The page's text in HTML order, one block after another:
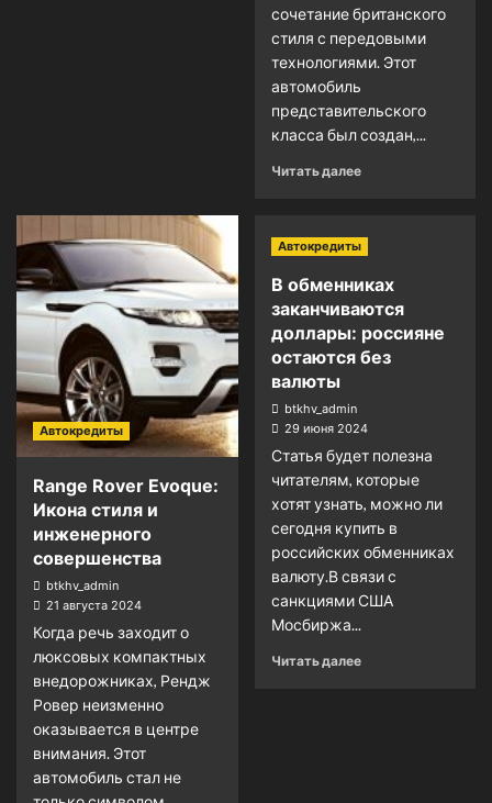
сочетание британского
стиля с передовыми
технологиями. Этот
автомобиль
представительского
класса был создан,...
Читать далее
Автокредиты
Range Rover Evoque:
Икона стиля и
инженерного
совершенства
btkhv_admin
21 августа 2024
Когда речь заходит о
люксовых компактных
внедорожниках, Рендж
Ровер неизменно
оказывается в центре
внимания. Этот
автомобиль стал не
Автокредиты
В обменниках
заканчиваются
доллары: россияне
остаются без
валюты
btkhv_admin
29 июня 2024
Статья будет полезна
читателям, которые
хотят узнать, можно ли
сегодня купить в
российских обменниках
валюту.В связи с
санкциями США
Мосбиржа...
Читать далее